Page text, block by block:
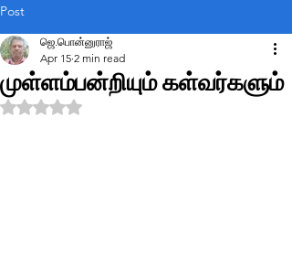
Post
முள்ளம்பன்றியும் கள்வர்களும்
ஜெ.பொன்னுராஜ்
Apr 15 2 min read
Rated NaN out of 5 stars.